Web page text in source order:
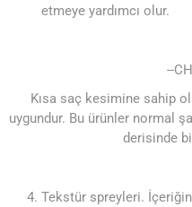
etmeye yardımcı olur.
--
Kısa saç kesimine sahip
uygundur. Bu ürünler normal
derisinde
Tekstür spreyleri.